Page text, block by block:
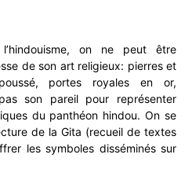
on ne peut être
de son art religieux: pierres et
portes royales en or,
son pareil pour représenter
du panthéon hindou. On se
de la Gita (recueil de textes
les symboles disséminés sur